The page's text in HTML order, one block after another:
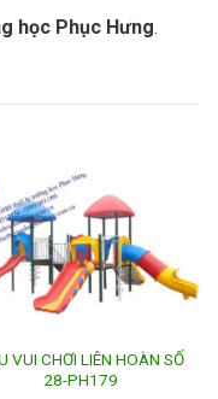
học Phục Hưng.
VUI CHƠI LIÊN HOÀN SỐ
28-PH179